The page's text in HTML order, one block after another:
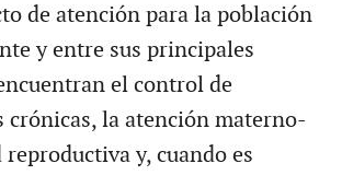
de atención para la población
y entre sus principales
el control de
crónicas, la atención materno-
y, cuando es